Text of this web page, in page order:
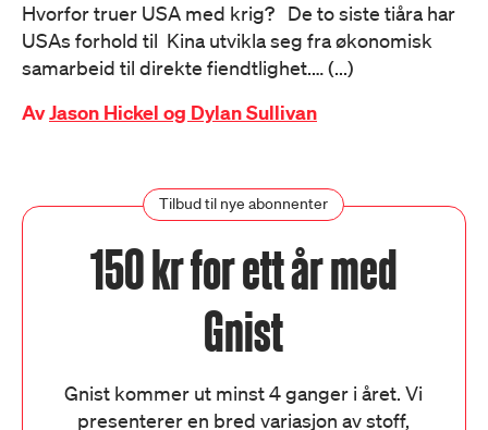
Hvorfor truer USA med krig? De to siste tiåra har
USAs forhold til Kina utvikla seg fra økonomisk
samarbeid til direkte fiendtlighet.… (...)
AvJason Hickel og Dylan Sullivan
Tilbud til nye abonnenter
150 kr for ett år med
Gnist
Gnist kommer ut minst 4 ganger i året. Vi
presenterer en bred variasjon av stoff,